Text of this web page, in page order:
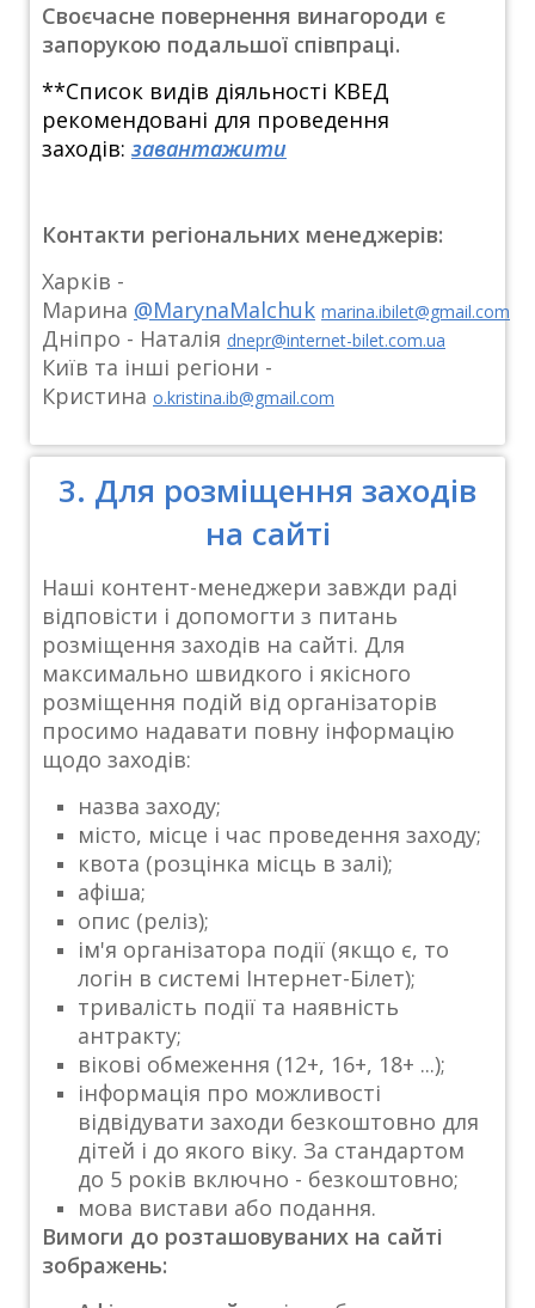
Своєчасне повернення винагороди є
запорукою подальшої співпраці.
**Список видів діяльності КВЕД
рекомендовані для проведення
заходів: завантажити
Контакти регіональних менеджерів:
Харків -
Марина @MarynaMalchuk marina.ibilet@gmail.com
Дніпро - Наталія dnepr@internet-bilet.com.ua
Київ та інші регіони -
Кристина o.kristina.ib@gmail.com
3. Для розміщення заходів
на сайті
Наші контент-менеджери завжди раді
відповісти і допомогти з питань
розміщення заходів на сайті. Для
максимально швидкого і якісного
розміщення подій від організаторів
просимо надавати повну інформацію
щодо заходів:
назва заходу;
місто, місце і час проведення заходу;
квота (розцінка місць в залі);
афіша;
опис (реліз);
ім'я організатора події (якщо є, то
логін в системі Інтернет-Білет);
тривалість події та наявність
антракту;
вікові обмеження (12+, 16+, 18+ ...);
інформація про можливості
відвідувати заходи безкоштовно для
дітей і до якого віку. За стандартом
до 5 років включно - безкоштовно;
мова вистави або подання.
Вимоги до розташовуваних на сайті
зображень: